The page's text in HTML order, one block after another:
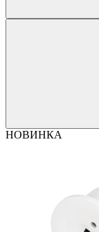
НОВИНКА